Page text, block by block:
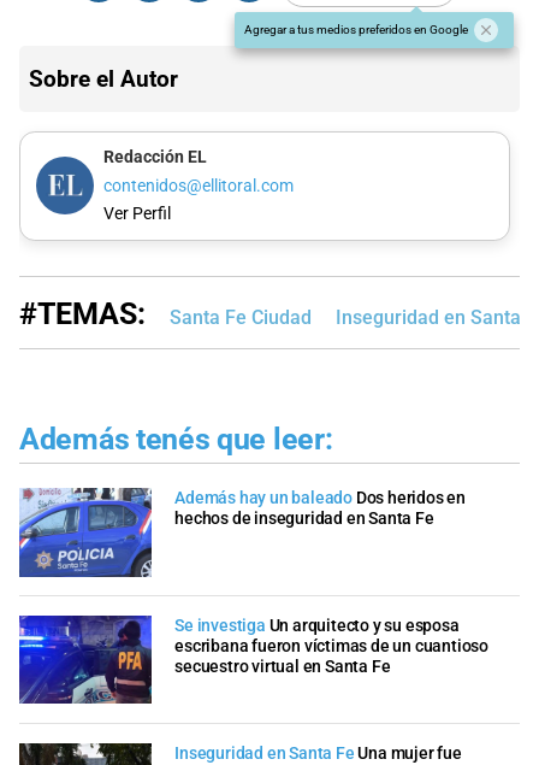
Agregar a tus medios preferidos en Google
Sobre el Autor
Redacción EL
contenidos@ellitoral.com
Ver Perfil
#TEMAS: Santa Fe Ciudad Inseguridad en Santa
Además tenés que leer:
Además hay un baleado Dos heridos en
hechos de inseguridad en Santa Fe
Se investiga Un arquitecto y su esposa
escribana fueron víctimas de un cuantioso
secuestro virtual en Santa Fe
Inseguridad en Santa Fe Una mujer fue